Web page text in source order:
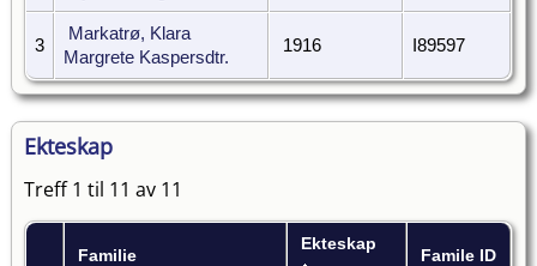
3
Markatrø, Klara
Margrete Kaspersdtr.
1916 I89597
Ekteskap
Treff 1 til 11 av 11
Familie
Ekteskap
Famile ID